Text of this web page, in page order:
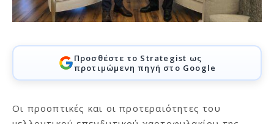
Προσθέστε το Strategist ως
προτιμώμενη πηγή στο Google
Oι προοπτικές και οι προτεραιότητες του